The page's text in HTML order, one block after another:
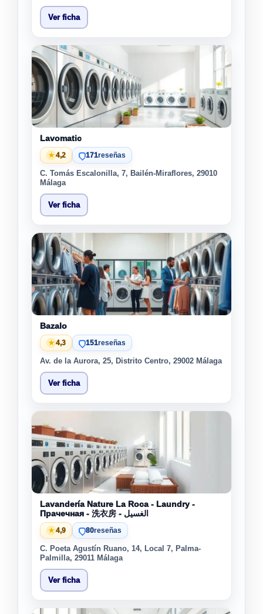
Ver ficha
Lavomatic
★4,2 171reseñas
C. Tomás Escalonilla, 7, Bailén-Miraflores, 29010
Málaga
Ver ficha
Bazalo
★4,3 151reseñas
Av. de la Aurora, 25, Distrito Centro, 29002 Málaga
Ver ficha
Lavandería Nature La Roca - Laundry -
Прачечная - 洗衣房 - الغسيل
★4,9 80reseñas
C. Poeta Agustín Ruano, 14, Local 7, Palma-
Palmilla, 29011 Málaga
Ver ficha